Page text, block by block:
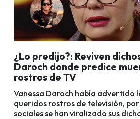
¿Lo predijo?: Reviven
Daroch donde predice
rostros de TV
Vanessa Daroch había advertido
queridos rostros de televisión,
sociales se han viralizado sus